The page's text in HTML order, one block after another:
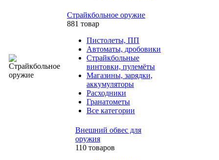
Страйкбольное оружие
881 товар
Пистолеты, ПП
Автоматы, дробовики
Страйкбольные
винтовки, пулемёты
Магазины, зарядки,
аккумуляторы
Расходники
Гранатометы
Все категории
Внешний обвес для
оружия
110 товаров